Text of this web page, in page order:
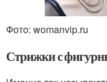
Фото: womanvip.ru
Стрижки с